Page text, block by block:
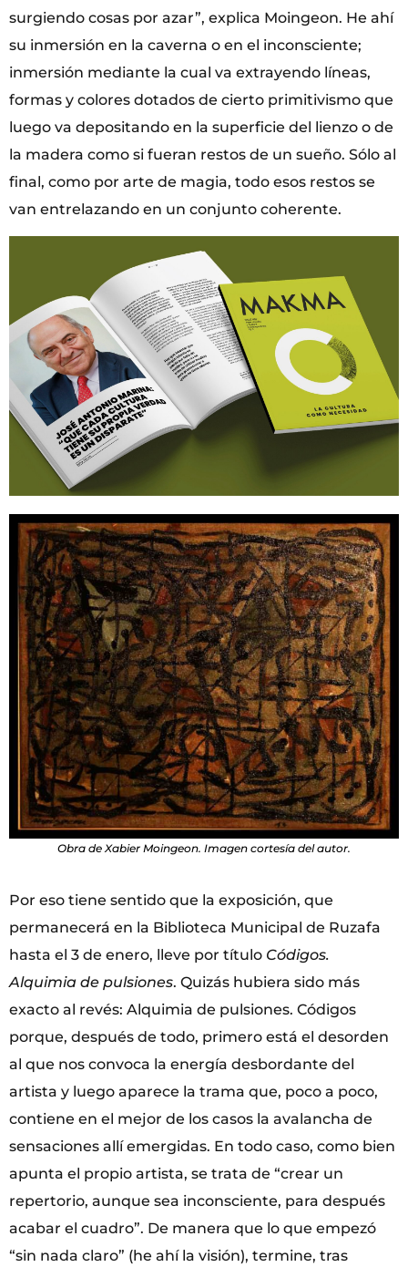
surgiendo cosas por azar”, explica Moingeon. He ahí
su inmersión en la caverna o en el inconsciente;
inmersión mediante la cual va extrayendo líneas,
formas y colores dotados de cierto primitivismo que
luego va depositando en la superficie del lienzo o de
la madera como si fueran restos de un sueño. Sólo al
final, como por arte de magia, todo esos restos se
van entrelazando en un conjunto coherente.
Obra de Xabier Moingeon. Imagen cortesía del autor.
Por eso tiene sentido que la exposición, que
permanecerá en la Biblioteca Municipal de Ruzafa
hasta el 3 de enero, lleve por título Códigos.
Alquimia de pulsiones. Quizás hubiera sido más
exacto al revés: Alquimia de pulsiones. Códigos
porque, después de todo, primero está el desorden
al que nos convoca la energía desbordante del
artista y luego aparece la trama que, poco a poco,
contiene en el mejor de los casos la avalancha de
sensaciones allí emergidas. En todo caso, como bien
apunta el propio artista, se trata de “crear un
repertorio, aunque sea inconsciente, para después
acabar el cuadro”. De manera que lo que empezó
“sin nada claro” (he ahí la visión), termine, tras